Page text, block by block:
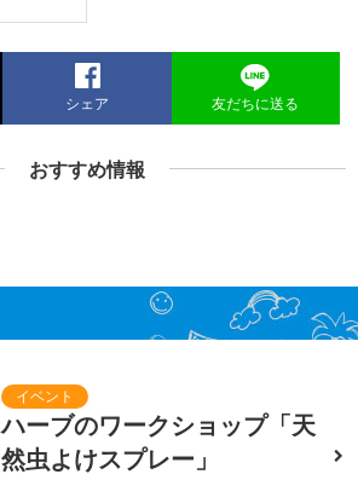
シェア 友だちに送る
おすすめ情報
ハーブのワークショップ「天
然虫よけスプレー」